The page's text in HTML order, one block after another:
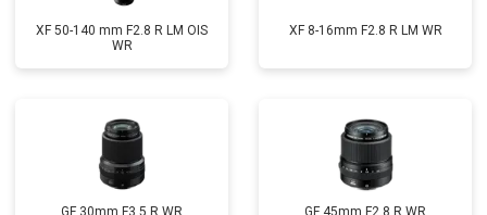
XF 50-140 mm F2.8 R LM OIS
WR
XF 8-16mm F2.8 R LM WR
GF 30mm F3.5 R WR GF 45mm F2.8 R WR